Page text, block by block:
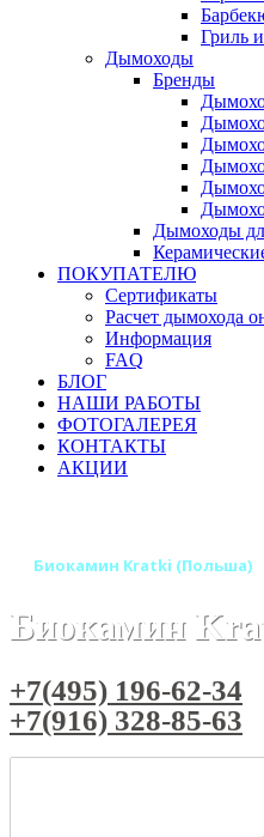
Гриль
Дымоходы
Бренды
Дымоходы
ПОКУПАТЕЛЮ
Сертификаты
Расчет дымохода
Информация
FAQ
БЛОГ
НАШИ РАБОТЫ
ФОТОГАЛЕРЕЯ
КОНТАКТЫ
АКЦИИ
Биокамин Kratki (Польша)
Биокамин
+7(495) 196-62-34
+7(916) 328-85-63